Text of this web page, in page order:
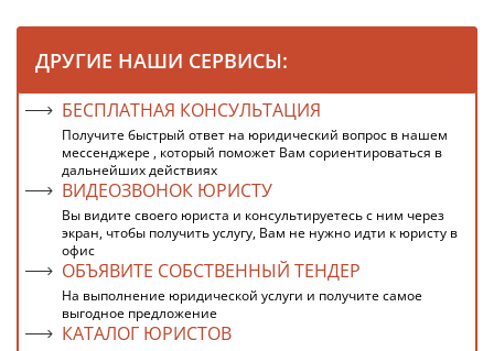
ДРУГИЕ НАШИ СЕРВИСЫ:
БЕСПЛАТНАЯ КОНСУЛЬТАЦИЯ
Получите быстрый ответ на юридический вопрос в нашем
мессенджере , который поможет Вам сориентироваться в
дальнейших действиях
ВИДЕОЗВОНОК ЮРИСТУ
Вы видите своего юриста и консультируетесь с ним через
экран, чтобы получить услугу, Вам не нужно идти к юристу в
офис
ОБЪЯВИТЕ СОБСТВЕННЫЙ ТЕНДЕР
На выполнение юридической услуги и получите самое
выгодное предложение
КАТАЛОГ ЮРИСТОВ